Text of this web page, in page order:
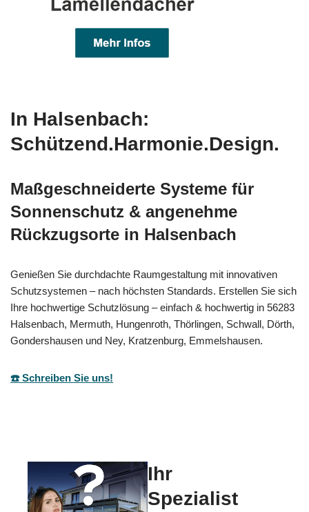
In Halsenbach:
Schützend.Harmonie.Design.
Maßgeschneiderte Systeme für
Sonnenschutz & angenehme
Rückzugsorte in Halsenbach
Genießen Sie durchdachte Raumgestaltung mit innovativen
Schutzsystemen – nach höchsten Standards. Erstellen Sie sich
Ihre hochwertige Schutzlösung – einfach & hochwertig in 56283
Halsenbach, Mermuth, Hungenroth, Thörlingen, Schwall, Dörth,
Gondershausen und Ney, Kratzenburg, Emmelshausen.
☎️ Schreiben Sie uns!
Ihr
Spezialist